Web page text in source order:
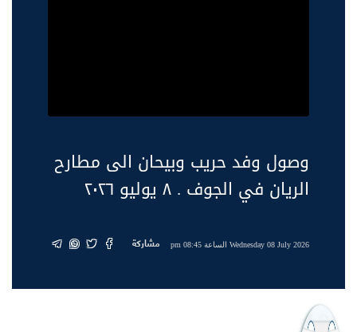
وصول وفد حريب وبيحان الى مطارح
الريان في الجوف . ٨ يوليو ٢٠٢٦
Wednesday 08 July 2026 الساعة 08:45 pm مشاركة